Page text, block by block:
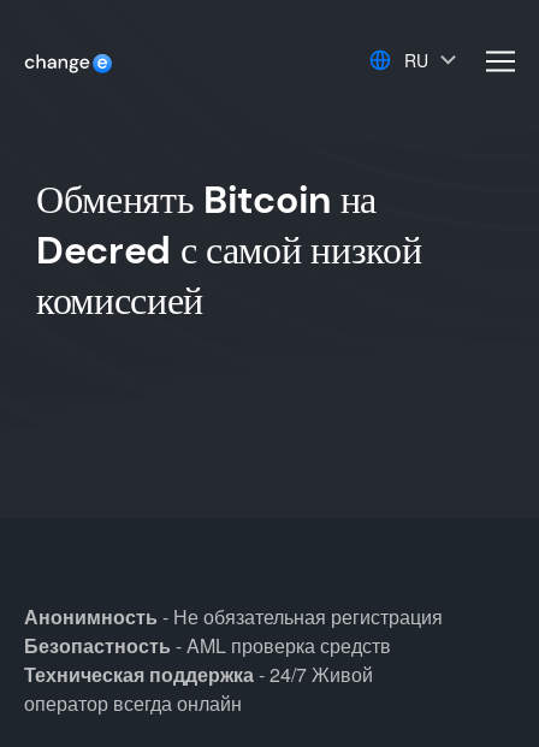
RU
Обменять Bitcoin на
Decred с самой низкой
комиссией
Анонимность - Не обязательная регистрация
Безопастность - AML проверка средств
Техническая поддержка- 24/7 Живой
оператор всегда онлайн